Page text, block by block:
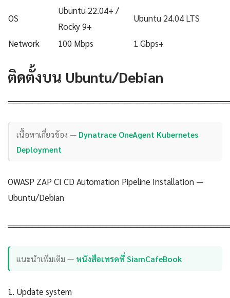
OS
Ubuntu 22.04+ /
Rocky 9+
Ubuntu 24.04 LTS
Network 100 Mbps 1 Gbps+
ติดตั้งบน Ubuntu/Debian
เนื้อหาเกี่ยวข้อง — Dynatrace OneAgent Kubernetes
Deployment
OWASP ZAP CI CD Automation Pipeline Installation —
Ubuntu/Debian
แนะนำเพิ่มเติม — หนังสือเทรดที่ SiamCafeBook
1. Update system